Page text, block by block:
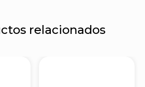
relacionados